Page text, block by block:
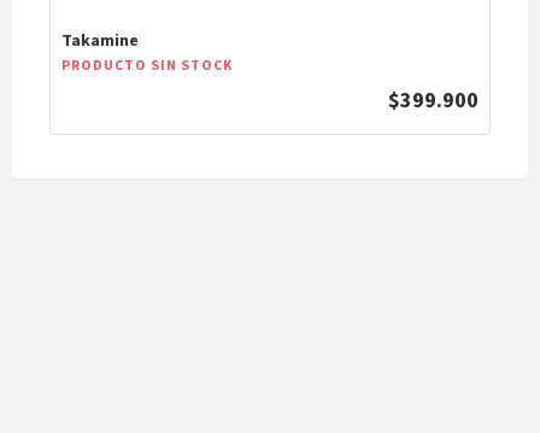
Takamine
PRODUCTO SIN STOCK
$399.900